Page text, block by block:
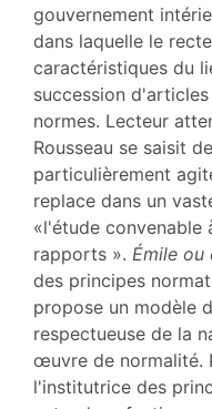
gouvernement
dans laquelle le
caractéristiques du
succession
normes. Lecteur
Rousseau se saisit
particulièrement
replace dans un
«l'étude convenable
rapports ». Émile ou
des principes
propose un modèle
respectueuse de la
œuvre de normalité.
l'institutrice des